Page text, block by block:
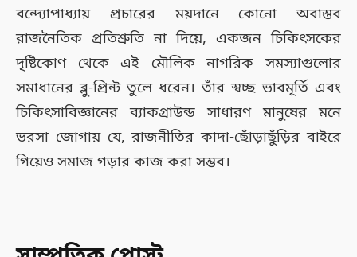
বন্দ্যোপাধ্যায় প্রচারের ময়দানে কোনো অবাস্তব
রাজনৈতিক প্রতিশ্রুতি না দিয়ে, একজন চিকিৎসকের
দৃষ্টিকোণ থেকে এই মৌলিক নাগরিক সমস্যাগুলোর
সমাধানের ব্লু-প্রিন্ট তুলে ধরেন। তাঁর স্বচ্ছ ভাবমূর্তি এবং
চিকিৎসাবিজ্ঞানের ব্যাকগ্রাউন্ড সাধারণ মানুষের মনে
ভরসা জোগায় যে, রাজনীতির কাদা-ছোঁড়াছুঁড়ির বাইরে
গিয়েও সমাজ গড়ার কাজ করা সম্ভব।